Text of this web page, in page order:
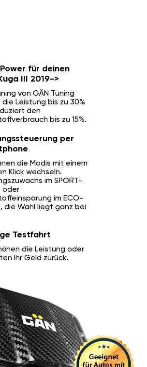
für deinen
III 2019->
von GÄN Tuning
die Leistung bis zu 30%
den
bis zu 15%.
per
die Modis mit einem
Klick wechseln.
im SPORT-
oder
im ECO-
die Wahl liegt ganz bei
Testfahrt
die Leistung oder
Ihr Geld zurück.